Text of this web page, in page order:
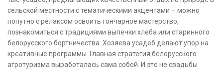
сельской местности с тематическими акцентами – можно
попутно с релаксом освоить гончарное мастерство,
познакомиться с традициями выпечки хлеба или старинного
белорусского бортничества. Хозяева усадеб делают упор на
креативные программы. Главная стратегия белорусского
агротуризма выработалась сама собой. И это не свадьбы